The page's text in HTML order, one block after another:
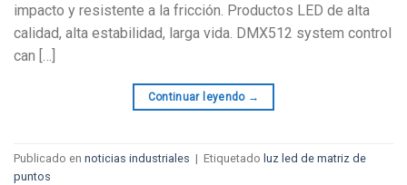
impacto y resistente a la fricción. Productos LED de alta
calidad, alta estabilidad, larga vida. DMX512 system control
can […]
Continuar leyendo →
Publicado en noticias industriales | Etiquetado luz led de matriz de
puntos